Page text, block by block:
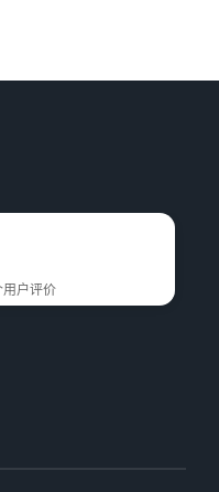
用户评价